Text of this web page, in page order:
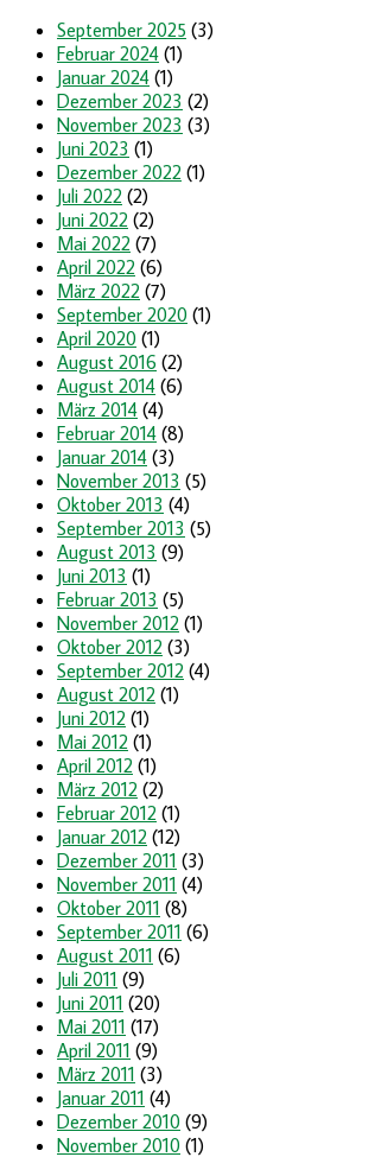
September 2025 (3)
Februar 2024 (1)
Januar 2024 (1)
Dezember 2023 (2)
November 2023 (3)
Juni 2023 (1)
Dezember 2022 (1)
Juli 2022 (2)
Juni 2022 (2)
Mai 2022 (7)
April 2022 (6)
März 2022 (7)
September 2020 (1)
April 2020 (1)
August 2016 (2)
August 2014 (6)
März 2014 (4)
Februar 2014 (8)
Januar 2014 (3)
November 2013 (5)
Oktober 2013 (4)
September 2013 (5)
August 2013 (9)
Juni 2013 (1)
Februar 2013 (5)
November 2012 (1)
Oktober 2012 (3)
September 2012 (4)
August 2012 (1)
Juni 2012 (1)
Mai 2012 (1)
April 2012 (1)
März 2012 (2)
Februar 2012 (1)
Januar 2012 (12)
Dezember 2011 (3)
November 2011 (4)
Oktober 2011 (8)
September 2011 (6)
August 2011 (6)
Juli 2011 (9)
Juni 2011 (20)
Mai 2011 (17)
April 2011 (9)
März 2011 (3)
Januar 2011 (4)
Dezember 2010 (9)
November 2010 (1)